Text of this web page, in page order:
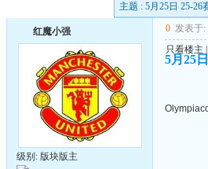
主题 : 5月25日 25-
红魔小强
级别: 版块版主
0 发表于:
只看楼主
5月25